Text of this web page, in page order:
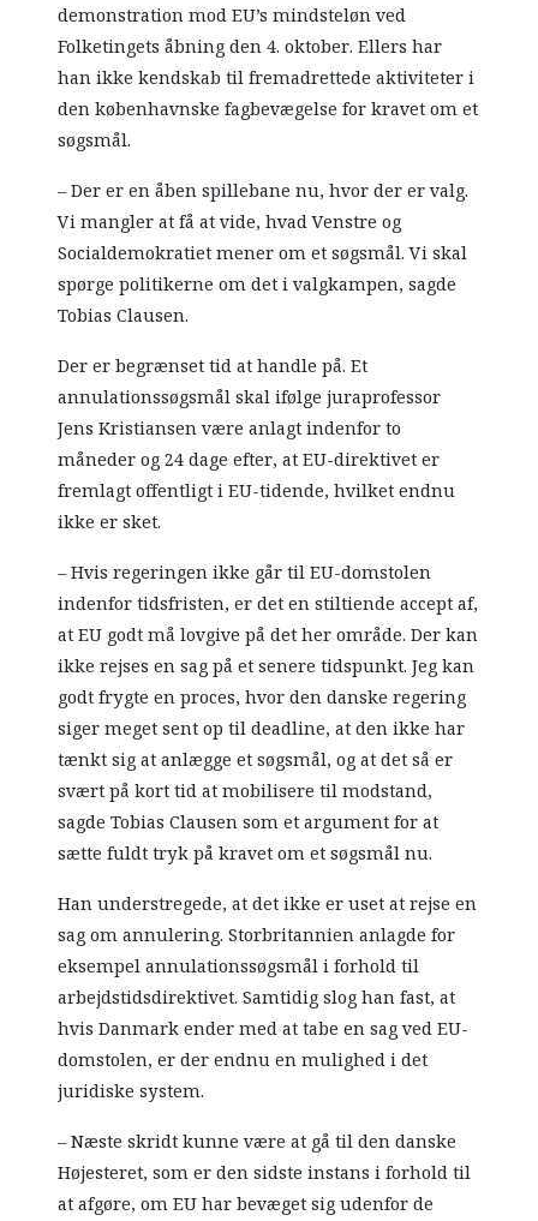
demonstration mod EU’s mindsteløn ved
Folketingets åbning den 4. oktober. Ellers har
han ikke kendskab til fremadrettede aktiviteter i
den københavnske fagbevægelse for kravet om et
søgsmål.
– Der er en åben spillebane nu, hvor der er valg.
Vi mangler at få at vide, hvad Venstre og
Socialdemokratiet mener om et søgsmål. Vi skal
spørge politikerne om det i valgkampen, sagde
Tobias Clausen.
Der er begrænset tid at handle på. Et
annulationssøgsmål skal ifølge juraprofessor
Jens Kristiansen være anlagt indenfor to
måneder og 24 dage efter, at EU-direktivet er
fremlagt offentligt i EU-tidende, hvilket endnu
ikke er sket.
– Hvis regeringen ikke går til EU-domstolen
indenfor tidsfristen, er det en stiltiende accept af,
at EU godt må lovgive på det her område. Der kan
ikke rejses en sag på et senere tidspunkt. Jeg kan
godt frygte en proces, hvor den danske regering
siger meget sent op til deadline, at den ikke har
tænkt sig at anlægge et søgsmål, og at det så er
svært på kort tid at mobilisere til modstand,
sagde Tobias Clausen som et argument for at
sætte fuldt tryk på kravet om et søgsmål nu.
Han understregede, at det ikke er uset at rejse en
sag om annulering. Storbritannien anlagde for
eksempel annulationssøgsmål i forhold til
arbejdstidsdirektivet. Samtidig slog han fast, at
hvis Danmark ender med at tabe en sag ved EU-
domstolen, er der endnu en mulighed i det
juridiske system.
– Næste skridt kunne være at gå til den danske
Højesteret, som er den sidste instans i forhold til
at afgøre, om EU har bevæget sig udenfor de